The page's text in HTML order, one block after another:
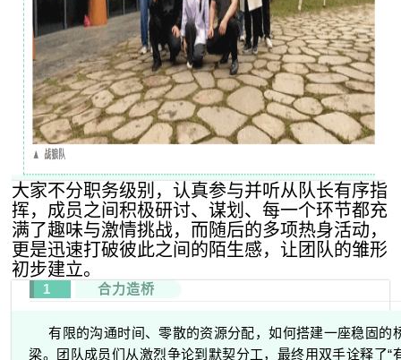
大家不分职务级别，认真参与并听从队长有序指
挥，成员之间积极研讨、谋划、每一个环节都充
满了趣味与激情挑战，而随后的多项热身活动，
更是迅速打破彼此之间的陌生感，让团队的雏形
初步建立。
1 合力造桥
有限的沟通时间、零散的资源分配，如何搭建一座稳固的
梁。团队成员们从激烈争论到默契分工，最终用双手诠释了“